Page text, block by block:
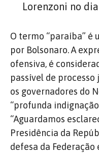
Lorenzoni no
O termo “paraíba” é
por Bolsonaro. A
ofensiva, é
passível de processo
os governadores do
“profunda
“Aguardamos
Presidência da
defesa da Federação